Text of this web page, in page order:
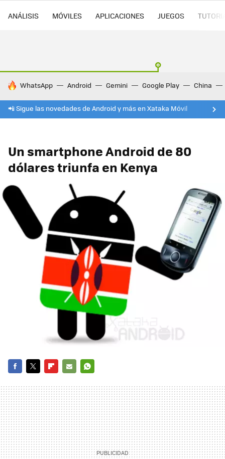
ANÁLISIS MÓVILES APLICACIONES JUEGOS
HOY SE HABLA DE
WhatsApp Android Gemini Google Play China
📲 Sigue las novedades de Android y más en Xataka Móvil
Un smartphone Android de 80
dólares triunfa en Kenya
MAIL